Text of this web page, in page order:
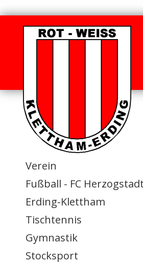
Verein
Fußball - FC Herzogstadt
Erding-Klettham
Tischtennis
Gymnastik
Stocksport